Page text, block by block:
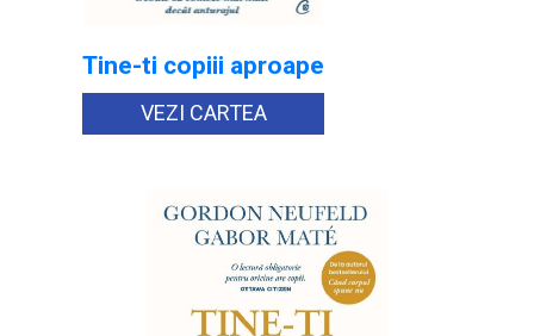
Tine-ti copiii aproape
VEZI CARTEA